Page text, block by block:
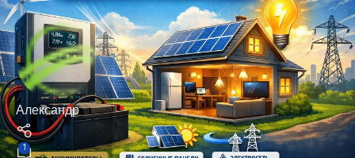
Александр
1